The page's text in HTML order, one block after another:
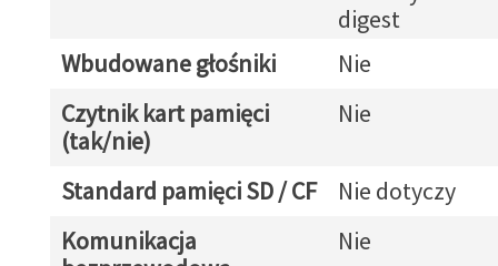
digest
Wbudowane głośniki
Nie
Czytnik kart pamięci
(tak/nie)
Nie
Standard pamięci SD / CF
Nie dotyczy
Komunikacja
Nie